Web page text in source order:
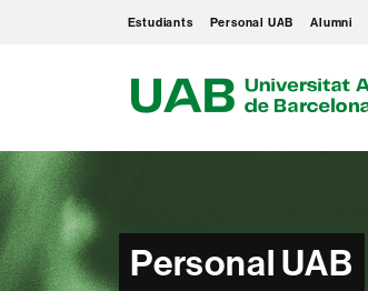
Estudiants Personal UAB Alumni
Personal UAB